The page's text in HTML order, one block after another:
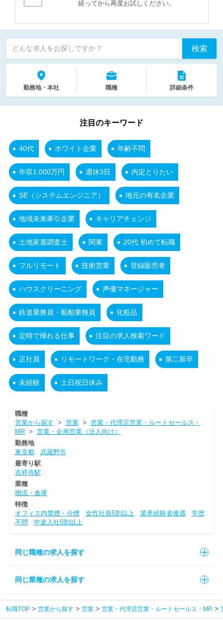
経ってから再度お試しください。
どんな求人をお探しですか？ 検索
勤務地・本社 職種 詳細条件
注目のキーワード
40代 ホワイト企業 年齢不問
年収1,000万円 週休3日 内定とりたい
SE（システムエンジニア） 地元の有名企業
地域未来牽引企業 キャリアチェンジ
土地家屋調査士 関東 20代 初めて転職
フルリモート 技術営業 登録販売者
ハウスクリーニング 声優マネージャー
鉄道乗務員・船舶乗務員 化粧品
定時で帰れる仕事 注目の求人検索ワード
正社員 リモートワーク・在宅勤務 第二新卒
未経験 土日祝日休み
職種
営業から探す > 営業> 営業・代理店営業・ルートセールス・
MR> 営業・企画営業（法人向け）
勤務地
東京都
武蔵野市
最寄り駅
吉祥寺駅
業種
物流・倉庫
特徴
オフィス内禁煙・分煙
女性社員5割以上 業界経験者優遇
学歴
不問
中途入社5割以上
同じ職種の求人を探す
同じ業種の求人を探す
転職TOP 営業から探す 営業 営業・代理店営業・ルートセールス・MR